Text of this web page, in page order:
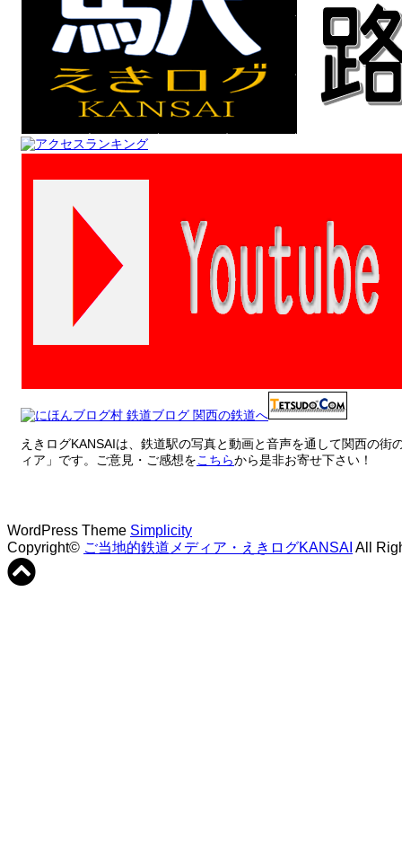
えきログKANSAIは、鉄道駅の写真と動画と音声を通して関西の街
ィア」です。ご意見・ご感想をこちらから是非お寄せ下さい！
WordPress Theme Simplicity
Copyright© ご当地的鉄道メディア・えきログKANSAI All